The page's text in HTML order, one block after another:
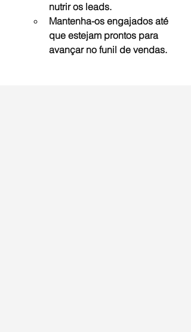
nutrir os leads.
Mantenha-os engajados até
que estejam prontos para
avançar no funil de vendas.